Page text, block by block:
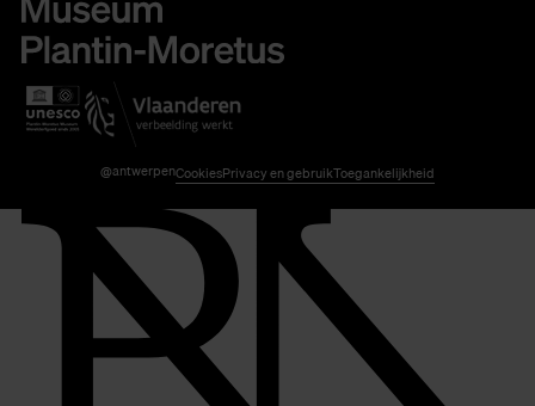
@antwerpenCookiesPrivacy en gebruikToegankelijkheid